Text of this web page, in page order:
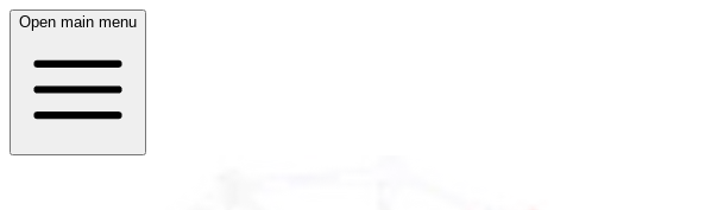
Open main menu